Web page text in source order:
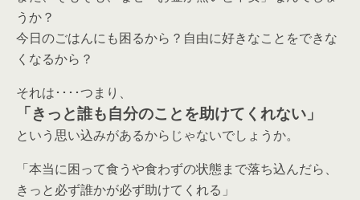
うか？
今日のごはんにも困るから？自由に好きなことをできな
くなるから？
それは････つまり、
「きっと誰も自分のことを助けてくれない」
という思い込みがあるからじゃないでしょうか。
「本当に困って食うや食わずの状態まで落ち込んだら、
きっと必ず誰かが必ず助けてくれる」